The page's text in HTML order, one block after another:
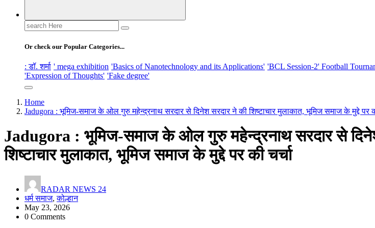
Search
for:
Or check our Popular Categories...
: डॉ. शर्मा ' mega exhibition 'Basics of Nanotechnology and its Applications' 'BCL Session-2' Football
'Expression of Thoughts' 'Fake degree'
Home
Jadugora : भूमिज-समाज के ओल गुरु महेन्द्रनाथ सरदार से दिनेश सरदार ने की शिष्टाचार मुलाकात, भूमिज समाज के मुद्दे पर
Jadugora : भूमिज-समाज के ओल गुरु महेन्द्रनाथ सरदार से
शिष्टाचार मुलाकात, भूमिज समाज के मुद्दे पर की चर्चा
RADAR NEWS 24
धर्म समाज,कोल्हान
May 23, 2026
0 Comments